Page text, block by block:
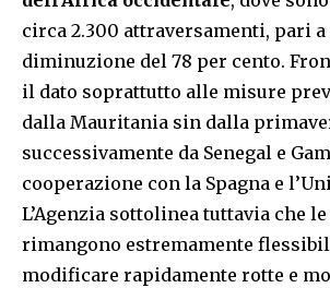
circa 2.300 attraversamenti, pari a
diminuzione del 78 per cento.
il dato soprattutto alle misure
dalla Mauritania sin dalla
successivamente da Senegal e
cooperazione con la Spagna e
L’Agenzia sottolinea tuttavia che
rimangono estremamente
modificare rapidamente rotte e